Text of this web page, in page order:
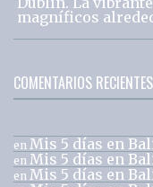
magníficos
COMENTARIOS RECIENTES
en Mis 5 días en
en Mis 5 días en
en Mis 5 días en